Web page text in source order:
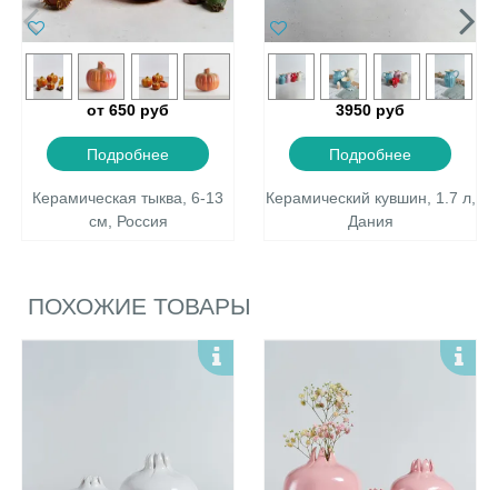
от 650 руб
Подробнее
Керамическая тыква, 6-13
см, Россия
3950 руб
Подробнее
Керамический кувшин, 1.7 л,
Дания
ПОХОЖИЕ ТОВАРЫ